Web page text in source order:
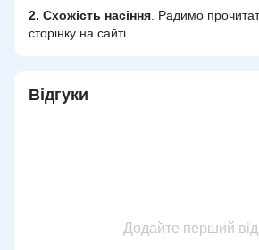
2. Схожість насіння . Радимо
сторінку на сайті.
Відгуки
Додайте перший